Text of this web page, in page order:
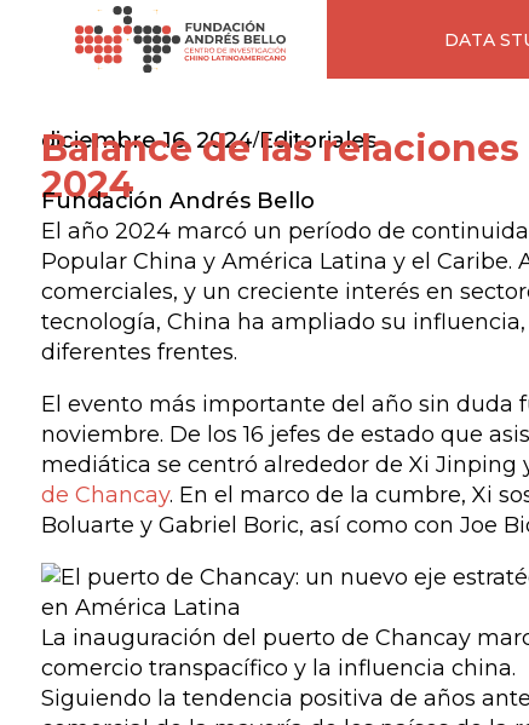
DATA
diciembre 16, 2024/Editoriales
Balance de las
2024
Fundación Andrés Bello
El año 2024 marcó un período de
Popular China y América Latina y el Caribe.
comerciales, y un creciente interés en
tecnología, China ha ampliado su
diferentes frentes.
El evento más importante del año sin duda
noviembre. De los 16 jefes de estado que
mediática se centró alrededor de Xi Jinping
de Chancay. En el marco de la cumbre, Xi
Boluarte y Gabriel Boric, así como con Joe
La inauguración del puerto de Chancay
comercio transpacífico y la influencia china.
Siguiendo la tendencia positiva de años